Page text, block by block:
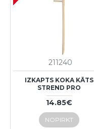
211240
IZKAPTS KOKA KĀTS
STREND PRO
14.85€
NOPIRKT